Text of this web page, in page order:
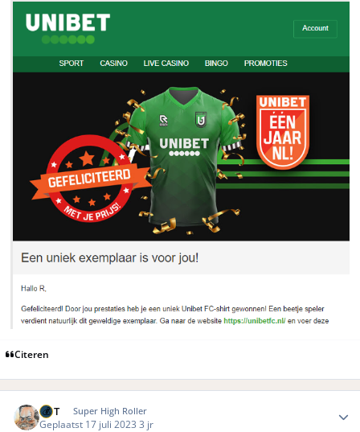
Citeren
MrT Super High Roller
Geplaatst 17 juli 2023 3 jr